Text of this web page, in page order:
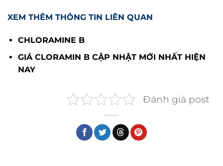
XEM THÊM THÔNG TIN LIÊN QUAN
CHLORAMINE B
GIÁ CLORAMIN B CẬP NHẬT MỚI NHẤT HIỆN
NAY
Đánh giá post